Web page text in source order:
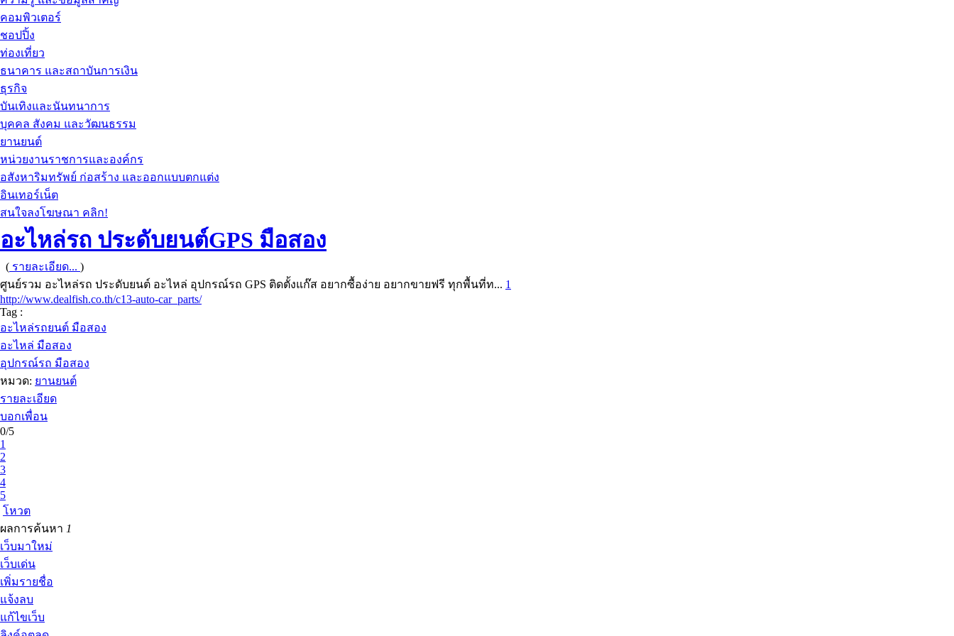
คอมพิวเตอร์
ชอปปิ้ง
ท่องเที่ยว
ธนาคาร และสถาบันการเงิน
ธุรกิจ
บันเทิงและนันทนาการ
บุคคล สังคม และวัฒนธรรม
ยานยนต์
หน่วยงานราชการและองค์กร
อสังหาริมทรัพย์ ก่อสร้าง และออกแบบตกแต่ง
อินเทอร์เน็ต
สนใจลงโฆษณา คลิก!
อะไหล่รถ ประดับยนต์GPS มือสอง
( รายละเอียด... )
ศูนย์รวม อะไหล่รถ ประดับยนต์ อะไหล่ อุปกรณ์รถ GPS ติดตั้งแก๊ส อยากซื้อง่าย อยากขายฟรี ทุกพื้นที่ท... 1
http://www.dealfish.co.th/c13-auto-car_parts/
Tag :
อะไหล่รถยนต์ มือสอง
อะไหล่ มือสอง
อุปกรณ์รถ มือสอง
หมวด: ยานยนต์
รายละเอียด
บอกเพื่อน
0/5
1
2
3
4
5
โหวต
ผลการค้นหา 1
เว็บมาใหม่
เว็บเด่น
เพิ่มรายชื่อ
แจ้งลบ
แก้ไขเว็บ